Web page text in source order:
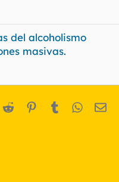
del alcoholismo
masivas.
Reddit Pinterest
Tumblr